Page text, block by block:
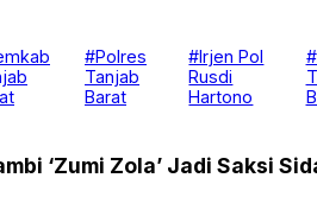
#Polres
Tanjab
Barat
#Irjen Pol
Rusdi
Hartono
‘Zumi Zola’ Jadi Saksi